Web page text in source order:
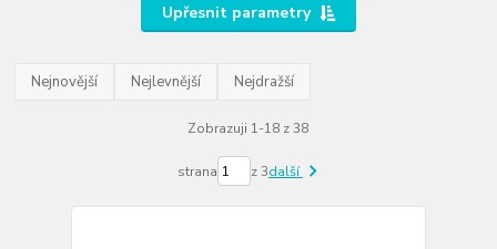
Upřesnit parametry
Nejnovější Nejlevnější Nejdražší
Zobrazuji 1-18 z 38
strana z 3další